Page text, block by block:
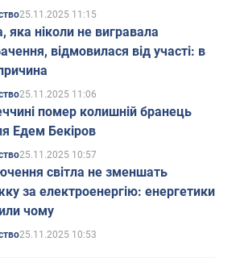
25.11.2025 11:15
яка ніколи не вигравала
відмовилася від участі: в
25.11.2025 11:06
помер колишній бранець
Едем Бекіров
25.11.2025 10:57
світла не зменшать
за електроенергію: енергетики
чому
25.11.2025 10:53